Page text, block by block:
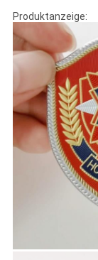
Produktanzeige: